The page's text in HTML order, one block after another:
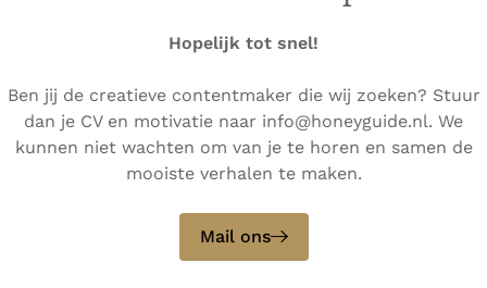
Hopelijk tot snel!
Ben jij de creatieve contentmaker die wij zoeken? Stuur
dan je CV en motivatie naar info@honeyguide.nl. We
kunnen niet wachten om van je te horen en samen de
mooiste verhalen te maken.
Mail ons